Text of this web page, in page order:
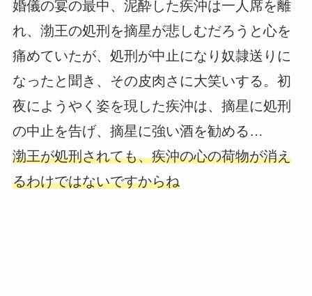
婚儀の宴の最中、泥酔した疾沖は一人席を離
れ、渤王の処刑を摘星が悲しむだろうと心を
痛めていたが、処刑が中止になり奴隷送りに
なったと聞き、その皮肉さに大笑いする。初
夜にようやく姿を現した疾沖は、摘星に処刑
の中止を告げ、摘星に強い酒を勧める…
渤王が処刑されても、疾沖の心の荷物が消え
るわけではないですからね